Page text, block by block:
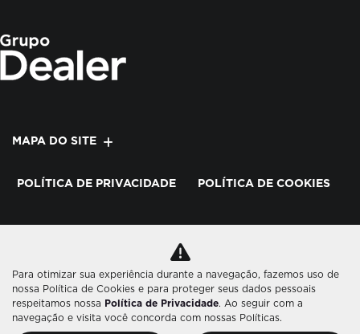
MAPA DO SITE
POLÍTICA DE PRIVACIDADE POLÍTICA DE COOKIES
CNPJ: 51.919.345/0002-65
Para otimizar sua experiência durante a navegação, fazemos uso de
nossa Política de Cookies e para proteger seus dados pessoais
respeitamos nossa Política de Privacidade. Ao seguir com a
navegação e visita você concorda com nossas Políticas.